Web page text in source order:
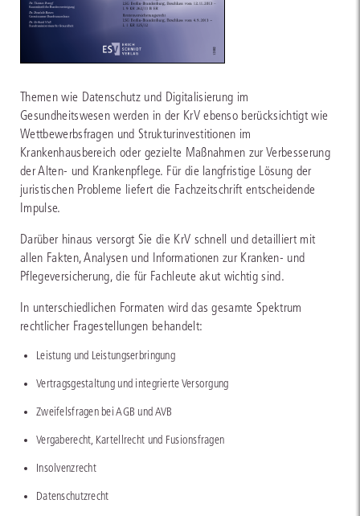
Themen wie Datenschutz und Digitalisierung im
Gesundheitswesen werden in der KrV ebenso berücksichtigt wie
Wettbewerbsfragen und Strukturinvestitionen im
Krankenhausbereich oder gezielte Maßnahmen zur Verbesserung
der Alten- und Krankenpflege. Für die langfristige Lösung der
juristischen Probleme liefert die Fachzeitschrift entscheidende
Impulse.
Darüber hinaus versorgt Sie die KrV schnell und detailliert mit
allen Fakten, Analysen und Informationen zur Kranken- und
Pflegeversicherung, die für Fachleute akut wichtig sind.
In unterschiedlichen Formaten wird das gesamte Spektrum
rechtlicher Fragestellungen behandelt:
Leistung und Leistungserbringung
Vertragsgestaltung und integrierte Versorgung
Zweifelsfragen bei AGB und AVB
Vergaberecht, Kartellrecht und Fusionsfragen
Insolvenzrecht
Datenschutzrecht